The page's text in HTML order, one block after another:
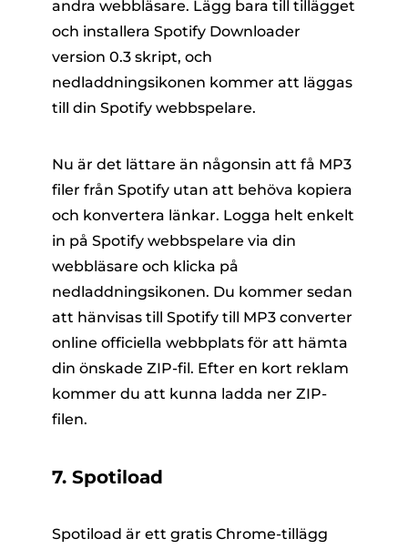
andra webbläsare. Lägg bara till tillägget
och installera Spotify Downloader
version 0.3 skript, och
nedladdningsikonen kommer att läggas
till din Spotify webbspelare.
Nu är det lättare än någonsin att få MP3
filer från Spotify utan att behöva kopiera
och konvertera länkar. Logga helt enkelt
in på Spotify webbspelare via din
webbläsare och klicka på
nedladdningsikonen. Du kommer sedan
att hänvisas till Spotify till MP3 converter
online officiella webbplats för att hämta
din önskade ZIP-fil. Efter en kort reklam
kommer du att kunna ladda ner ZIP-
filen.
7. Spotiload
Spotiload är ett gratis Chrome-tillägg